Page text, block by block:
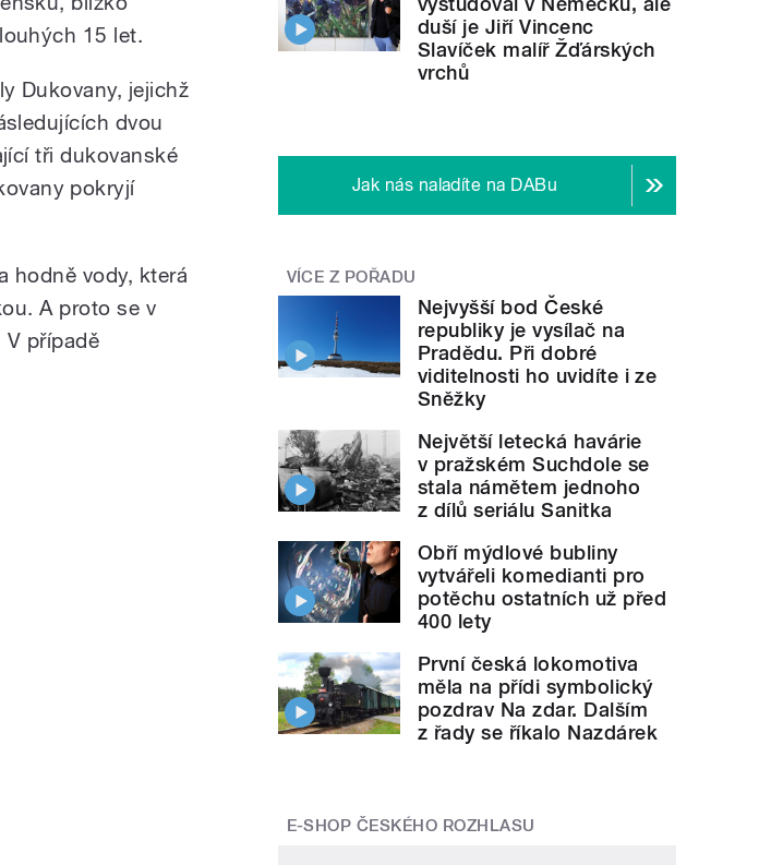
15 let.
Dukovany, jejichž
dvou
tři dukovanské
pokryjí
hodně vody, která
A proto se v
V případě
duší je Jiří Vincenc
Slavíček malíř Žďárských
vrchů
Jak nás naladíte na DABu
VÍCE Z POŘADU
Nejvyšší bod České
republiky je vysílač na
Pradědu. Při dobré
viditelnosti ho uvidíte i ze
Sněžky
Největší letecká havárie
v pražském Suchdole se
stala námětem jednoho
z dílů seriálu Sanitka
Obří mýdlové bubliny
vytvářeli komedianti pro
potěchu ostatních už před
400 lety
První česká lokomotiva
měla na přídi symbolický
pozdrav Na zdar. Dalším
z řady se říkalo Nazdárek
E-SHOP ČESKÉHO ROZHLASU